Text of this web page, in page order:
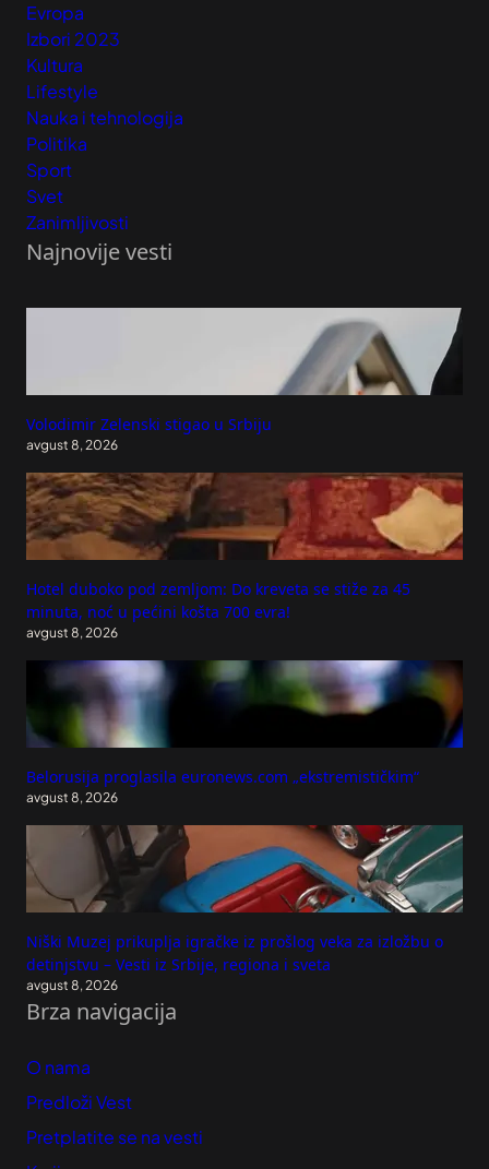
Evropa
Izbori 2023
Kultura
Lifestyle
Nauka i tehnologija
Politika
Sport
Svet
Zanimljivosti
Najnovije vesti
Volodimir Zelenski stigao u Srbiju
avgust 8, 2026
Hotel duboko pod zemljom: Do kreveta se stiže za 45
minuta, noć u pećini košta 700 evra!
avgust 8, 2026
Belorusija proglasila euronews.com „ekstremističkim“
avgust 8, 2026
Niški Muzej prikuplja igračke iz prošlog veka za izložbu o
detinjstvu – Vesti iz Srbije, regiona i sveta
avgust 8, 2026
Brza navigacija
O nama
Predloži Vest
Pretplatite se na vesti